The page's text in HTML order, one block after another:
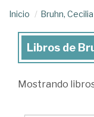
Inicio Bruhn, Cecilia
Libros
Bruhn,
Libros de
Mostrando